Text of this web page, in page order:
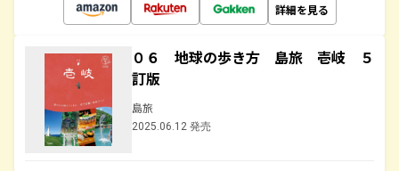
詳細を見る
０６ 地球の歩き方 島旅 壱岐 ５
訂版
島旅
2025.06.12 発売